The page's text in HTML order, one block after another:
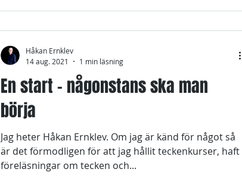
En start - någonstans ska man
börja
Jag heter Håkan Ernklev. Om jag är känd för något så
är det förmodligen för att jag hållit teckenkurser, haft
föreläsningar om tecken och...
Håkan Ernklev
14 aug. 2021
1 min läsning